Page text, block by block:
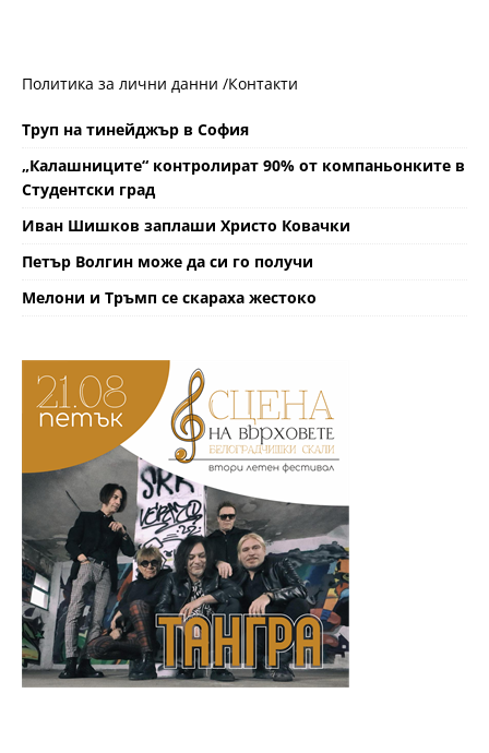
Политика за лични данни /Контакти
Труп на тинейджър в София
„Калашниците“ контролират 90% от компаньонките в
Студентски град
Иван Шишков заплаши Христо Ковачки
Петър Волгин може да си го получи
Мелони и Тръмп се скараха жестоко